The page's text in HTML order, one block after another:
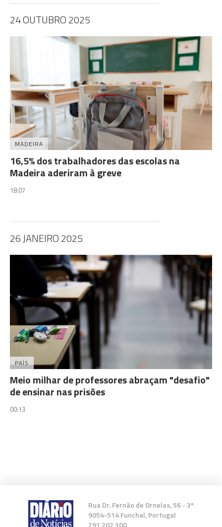
24 OUTUBRO 2025
MADEIRA
16,5% dos trabalhadores das escolas na
Madeira aderiram à greve
18:07
26 JANEIRO 2025
PAÍS
Meio milhar de professores abraçam "desafio"
de ensinar nas prisões
00:13
Rua Dr. Fernão de Ornelas, 56 - 3º
9054-514 Funchal, Portugal
291 202 300